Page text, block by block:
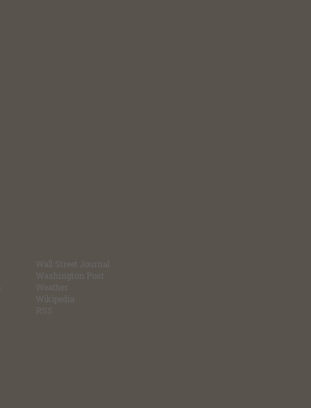
Wall Street Journal
Washington Post
Weather
Wikipedia
RSS